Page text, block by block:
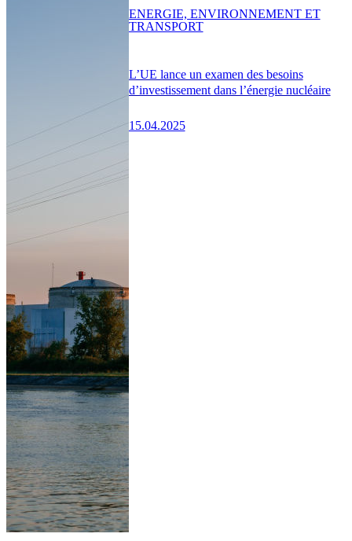
L’UE lance un examen des besoins
d’investissement dans l’énergie nucléaire
15.04.2025
ENERGIE, ENVIRONNEMENT ET
TRANSPORT